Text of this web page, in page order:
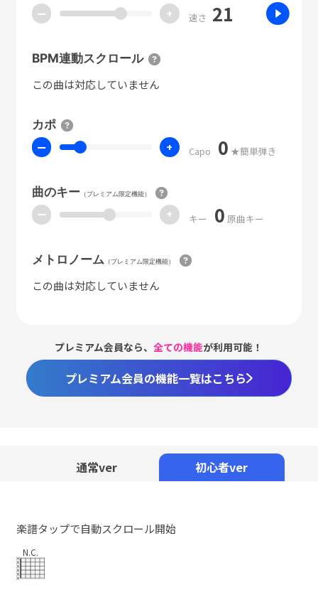
ー + 速さ 21
BPM連動スクロール
この曲は対応していません
カポ
ー + Capo 0 ★簡単弾き
曲のキー（プレミアム限定機能）
ー + キー 0 原曲キー
メトロノーム （プレミアム限定機能）
この曲は対応していません
プレミアム会員なら、全ての機能が利用可能！
プレミアム会員の機能一覧はこちら
通常ver 初心者ver
楽譜タップで自動スクロール開始
N.C.